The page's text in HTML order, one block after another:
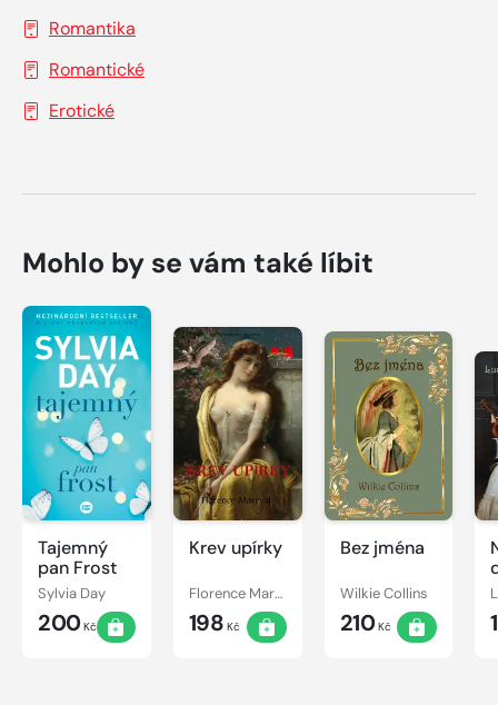
Romantika
Romantické
Erotické
Mohlo by se vám také líbit
Tajemný
pan Frost
Sylvia Day
200Kč
Krev upírky
Florence Marryat
198 Kč
Bez jména
Wilkie Collins
210Kč